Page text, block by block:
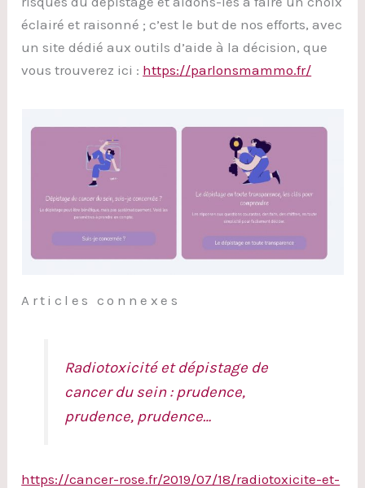
éclairé et raisonné ; c’est le but de nos efforts, avec
un site dédié aux outils d’aide à la décision, que
vous trouverez ici : https://parlonsmammo.fr/
Articles connexes
Radiotoxicité et dépistage de
cancer du sein : prudence,
prudence, prudence…
https://cancer-rose.fr/2019/07/18/radiotoxicite-et-